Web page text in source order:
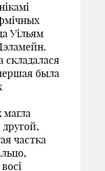
Уільям
складалася
была
магла
частка